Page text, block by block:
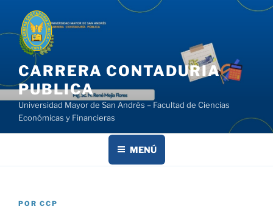
contenido
CARRERA CONTADURIA
PUBLICA
Universidad Mayor de San Andrés – Facultad de Ciencias
Económicas y Financieras
MENÚ
PUBLICADO
POR CCP